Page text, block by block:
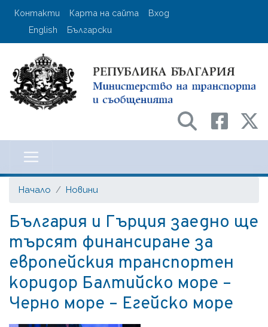
Премини
User account menu
Контакти Карта на сайта
Вход
English
Български
на транспорта
Начало Новини
България и Гърция заедно ще
търсят финансиране за
европейския транспортен
коридор Балтийско море –
Черно море – Егейско море